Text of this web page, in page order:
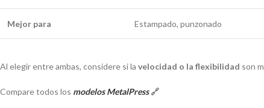
Mejor para Estampado, punzonado
Al elegir entre ambas, considere si la velocidad o la flexibilidad son
Compare todos los modelos MetalPress🔗